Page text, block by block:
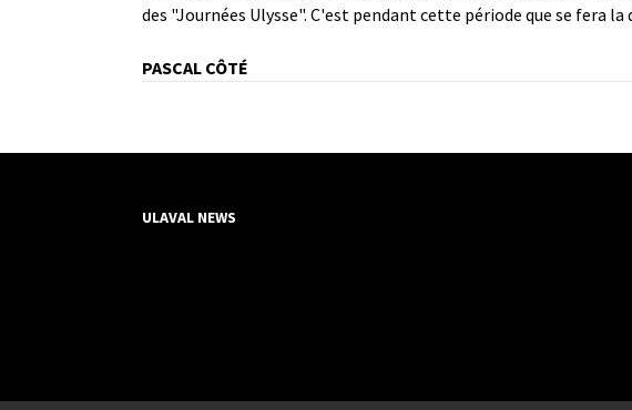
des "Journées Ulysse". C'est pendant cette période que se
PASCAL CÔTÉ
ULAVAL NEWS